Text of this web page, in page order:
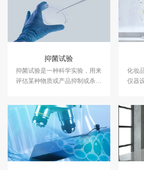
抑菌试验
抑菌试验是一种科学实验，用来
评估某种物质或产品抑制或杀灭
产品抑菌试验服务，具备CMA、
CNAS资质认证.
化妆
仪器
量和
康。
务